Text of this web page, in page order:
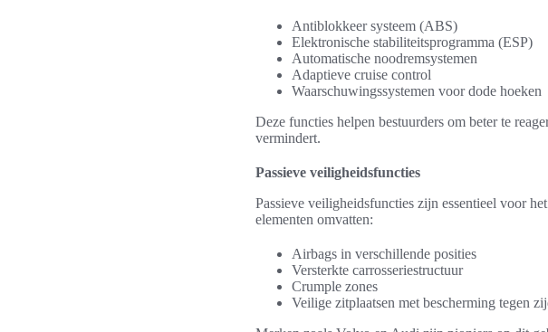
Antiblokkeer systeem (ABS)
Elektronische stabiliteitsprogramma (ESP)
Automatische noodremsystemen
Adaptieve cruise control
Waarschuwingssystemen voor dode hoeken
Deze functies helpen bestuurders om beter te
vermindert.
Passieve veiligheidsfuncties
Passieve veiligheidsfuncties zijn essentieel voor
elementen omvatten:
Airbags in verschillende posities
Versterkte carrosseriestructuur
Crumple zones
Veilige zitplaatsen met bescherming tegen